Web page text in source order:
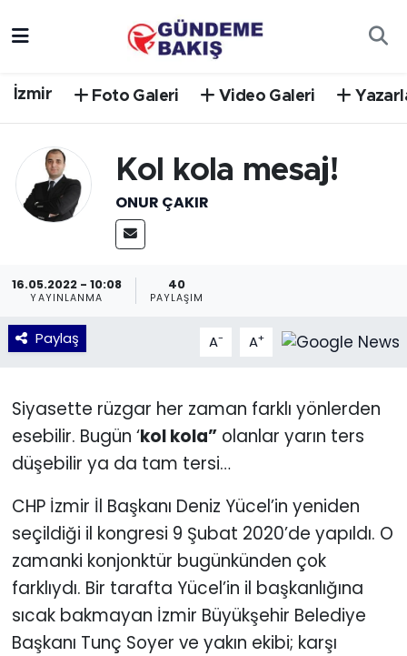
İzmir Foto Galeri Video Galeri
Kol kola mesaj!
ONUR ÇAKIR
16.05.2022 - 10:08
YAYINLANMA
40
PAYLAŞIM
Paylaş A- A+
Siyasette rüzgar her zaman farklı yönlerden
esebilir. Bugün ‘kol kola”olanlar yarın ters
düşebilir ya da tam tersi…
CHP İzmir İl Başkanı Deniz Yücel’in yeniden
seçildiği il kongresi 9 Şubat 2020’de yapıldı. O
zamanki konjonktür bugünkünden çok
farklıydı. Bir tarafta Yücel’in il başkanlığına
sıcak bakmayan İzmir Büyükşehir Belediye
Başkanı Tunç Soyer ve yakın ekibi; karşı
DÜNYA
EGE
EKONOMİ
English News
KÜLTÜR SANAT
POLİTİKA
SAĞLIK
Siyaset
Trafik Durumu
Süper Lig Puan Durumu ve Fikstür
Tüm Manşetler
Son Dakika Haberleri
Haber Arşivi